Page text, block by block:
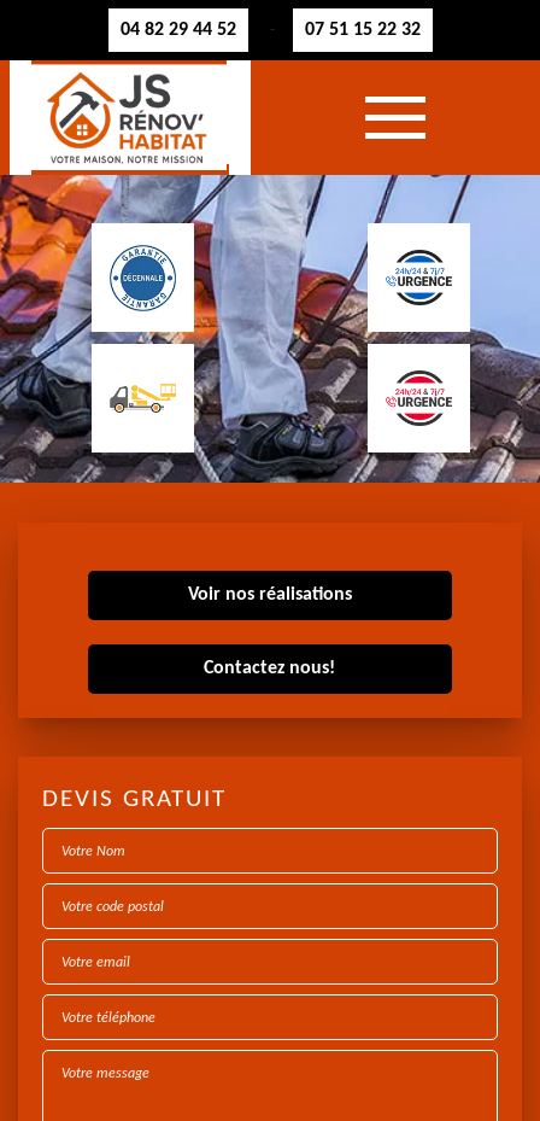
04 82 29 44 52 - 07 51 15 22 32
Voir nos réalisations
Contactez nous!
DEVIS GRATUIT